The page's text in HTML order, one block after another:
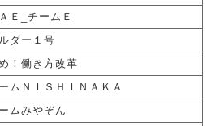
Ｅ_チームＥ
ダー１号
！働き方改革
ムＮＩＳＨＩＮＡＫＡ
ムみやぞん